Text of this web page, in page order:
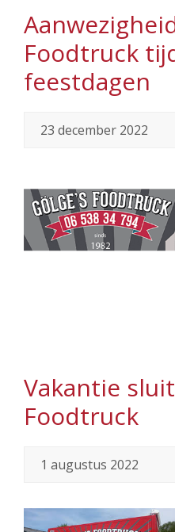
Foodtruck
feestdagen
23 december 2022
Vakantie
Foodtruck
1 augustus 2022